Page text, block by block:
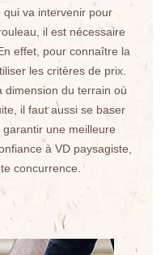
qui va intervenir pour
il est nécessaire
effet, pour connaître la
les critères de prix.
dimension du terrain où
il faut aussi se baser
une meilleure
à VD paysagiste,
concurrence.